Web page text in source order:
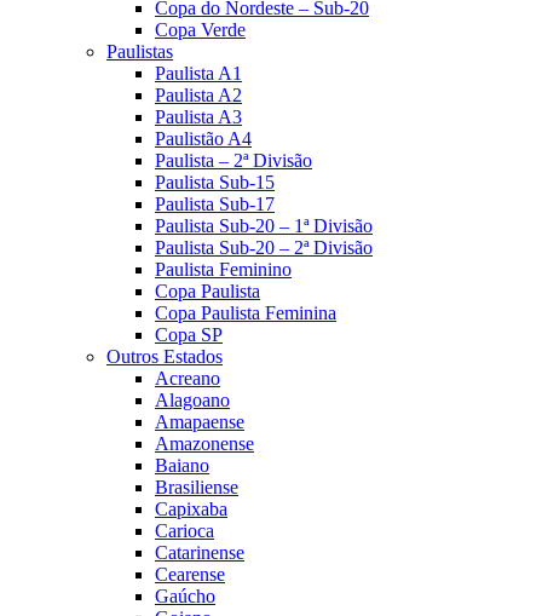
Copa do Nordeste – Sub-20
Copa Verde
Paulistas
Paulista A1
Paulista A2
Paulista A3
Paulistão A4
Paulista – 2ª Divisão
Paulista Sub-15
Paulista Sub-17
Paulista Sub-20 – 1ª Divisão
Paulista Sub-20 – 2ª Divisão
Paulista Feminino
Copa Paulista
Copa Paulista Feminina
Copa SP
Outros Estados
Acreano
Alagoano
Amapaense
Amazonense
Baiano
Brasiliense
Capixaba
Carioca
Catarinense
Cearense
Gaúcho